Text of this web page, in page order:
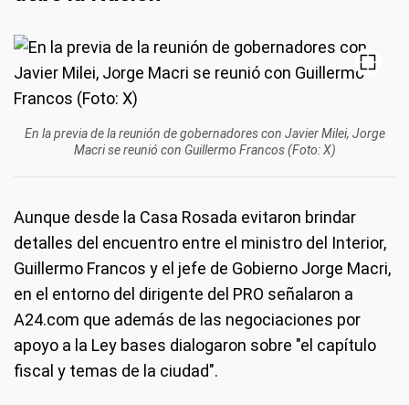
En la previa de la reunión de gobernadores con Javier Milei, Jorge
Macri se reunió con Guillermo Francos (Foto: X)
Aunque desde la Casa Rosada evitaron brindar
detalles del encuentro entre el ministro del Interior,
Guillermo Francos y el jefe de Gobierno Jorge Macri,
en el entorno del dirigente del PRO señalaron a
A24.com que además de las negociaciones por
apoyo a la Ley bases dialogaron sobre "el capítulo
fiscal y temas de la ciudad".